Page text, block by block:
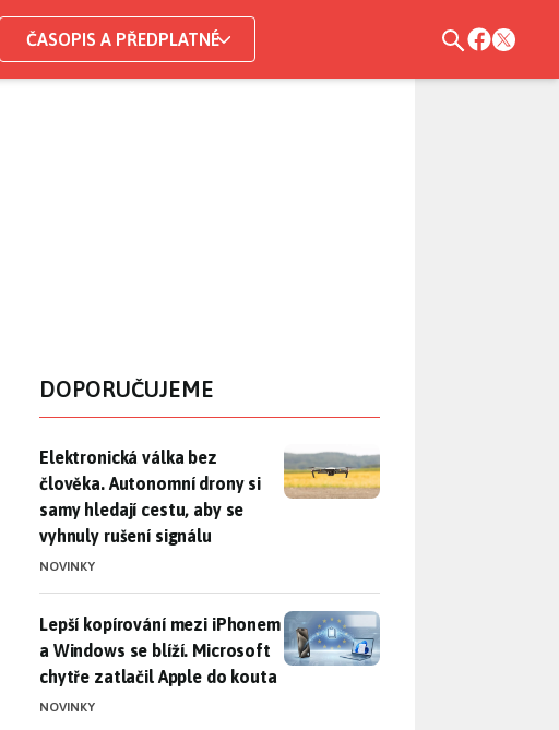
ČASOPIS A PŘEDPLATNÉ
DOPORUČUJEME
Elektronická válka bez člověka. Autonomní drony si samy hledají
Elektronická válka bez
člověka. Autonomní drony si
samy hledají cestu, aby se
vyhnuly rušení signálu
NOVINKY
Lepší kopírování mezi iPhonem a Windows se blíží. Microsoft
Lepší kopírování mezi iPhonem
a Windows se blíží. Microsoft
chytře zatlačil Apple do kouta
NOVINKY